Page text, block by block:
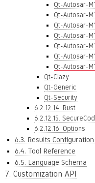
Qt-Autosar-
Qt-Autosar-
Qt-Autosar-
Qt-Autosar-
Qt-Autosar-
Qt-Autosar-
Qt-Autosar-
Qt-Clazy
Qt-Generic
Qt-Security
6.2.12.14. Rust
6.2.12.15.
6.2.12.16. Options
6.3. Results
6.4. Tool Reference
6.5. Language Schema
7. Customization API